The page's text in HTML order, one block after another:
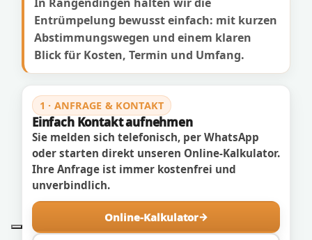
In Rangendingen halten wir die
Entrümpelung bewusst einfach: mit kurzen
Abstimmungswegen und einem klaren
Blick für Kosten, Termin und Umfang.
1 · ANFRAGE & KONTAKT
Einfach Kontakt aufnehmen
Sie melden sich telefonisch, per WhatsApp
oder starten direkt unseren Online-Kalkulator.
Ihre Anfrage ist immer kostenfrei und
unverbindlich.
Online-Kalkulator